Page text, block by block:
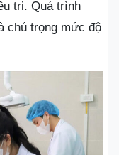
trị. Quá trình
chú trọng mức độ